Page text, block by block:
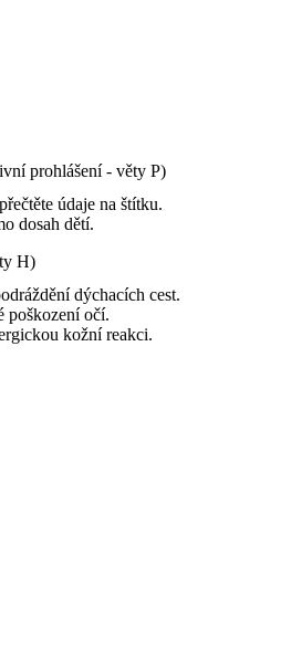
prohlášení - věty P)
údaje na štítku.
dosah dětí.
H)
dýchacích cest.
poškození očí.
kožní reakci.